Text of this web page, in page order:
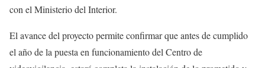
con el Ministerio del Interior.
El avance del proyecto permite confirmar que antes de cumplido
el año de la puesta en funcionamiento del Centro de